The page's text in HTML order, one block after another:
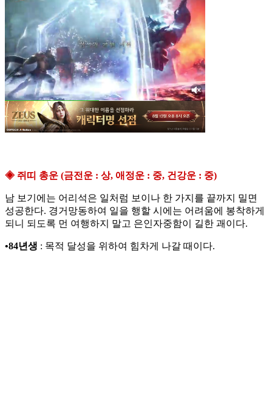
◈ 쥐띠 총운 (금전운 : 상, 애정운 : 중, 건강운 : 중)
남 보기에는 어리석은 일처럼 보이나 한 가지를 끝까지 밀면
성공한다. 경거망동하여 일을 행할 시에는 어려움에 봉착하게
되니 되도록 먼 여행하지 말고 은인자중함이 길한 괘이다.
•84년생 : 목적 달성을 위하여 힘차게 나갈 때이다.